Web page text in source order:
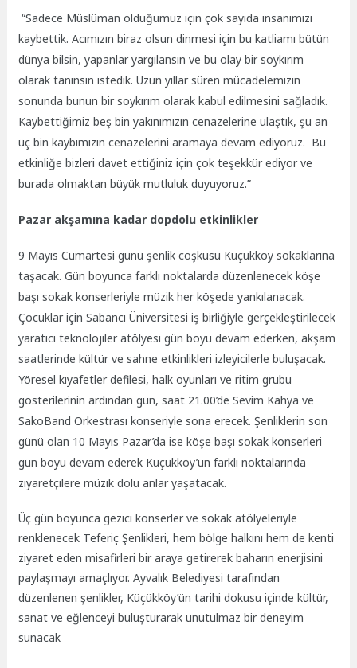
“Sadece Müslüman olduğumuz için çok sayıda insanımızı
kaybettik. Acımızın biraz olsun dinmesi için bu katliamı bütün
dünya bilsin, yapanlar yargılansın ve bu olay bir soykırım
olarak tanınsın istedik. Uzun yıllar süren mücadelemizin
sonunda bunun bir soykırım olarak kabul edilmesini sağladık.
Kaybettiğimiz beş bin yakınımızın cenazelerine ulaştık, şu an
üç bin kaybımızın cenazelerini aramaya devam ediyoruz. Bu
etkinliğe bizleri davet ettiğiniz için çok teşekkür ediyor ve
burada olmaktan büyük mutluluk duyuyoruz.”
Pazar akşamına kadar dopdolu etkinlikler
9 Mayıs Cumartesi günü şenlik coşkusu Küçükköy sokaklarına
taşacak. Gün boyunca farklı noktalarda düzenlenecek köşe
başı sokak konserleriyle müzik her köşede yankılanacak.
Çocuklar için Sabancı Üniversitesi iş birliğiyle gerçekleştirilecek
yaratıcı teknolojiler atölyesi gün boyu devam ederken, akşam
saatlerinde kültür ve sahne etkinlikleri izleyicilerle buluşacak.
Yöresel kıyafetler defilesi, halk oyunları ve ritim grubu
gösterilerinin ardından gün, saat 21.00’de Sevim Kahya ve
SakoBand Orkestrası konseriyle sona erecek. Şenliklerin son
günü olan 10 Mayıs Pazar’da ise köşe başı sokak konserleri
gün boyu devam ederek Küçükköy’ün farklı noktalarında
ziyaretçilere müzik dolu anlar yaşatacak.
Üç gün boyunca gezici konserler ve sokak atölyeleriyle
renklenecek Teferiç Şenlikleri, hem bölge halkını hem de kenti
ziyaret eden misafirleri bir araya getirerek baharın enerjisini
paylaşmayı amaçlıyor. Ayvalık Belediyesi tarafından
düzenlenen şenlikler, Küçükköy’ün tarihi dokusu içinde kültür,
sanat ve eğlenceyi buluşturarak unutulmaz bir deneyim
sunacak